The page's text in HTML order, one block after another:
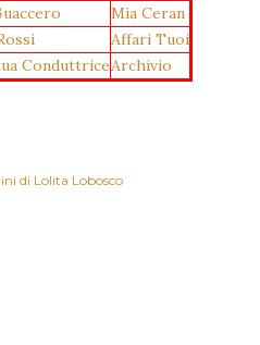
Mia Ceran
Affari Tuoi
ConduttriceArchivio
di Lolita Lobosco